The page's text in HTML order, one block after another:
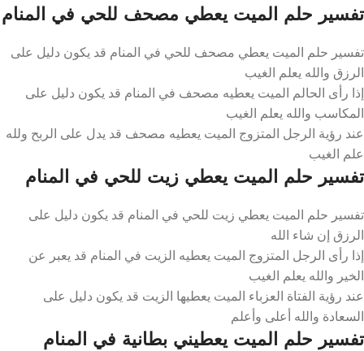
تفسير حلم الميت يعطي مصحف للحي في المنام
تفسير حلم الميت يعطي مصحف للحي في المنام قد يكون دليل على
الرزق والله يعلم الغيب
إذا رأى الحالم الميت يعطيه مصحف في المنام قد يكون دليل على
المكاسب والله يعلم الغيب
عند رؤية الرجل المتزوج الميت يعطيه مصحف قد يدل على الربح ولله
علم الغيب
تفسير حلم الميت يعطي زيت للحي في المنام
تفسير حلم الميت يعطي زيت للحي في المنام قد يكون دليل على
الرزق إن شاء الله
إذا رأى الرجل المتزوج الميت يعطيه الزيت في المنام قد يعبر عن
الخير والله يعلم الغيب
عند رؤية الفتاة العزباء الميت يعطيها الزيت قد يكون دليل على
السعادة والله أعلى وأعلم
تفسير حلم الميت يعطيني بطانية في المنام